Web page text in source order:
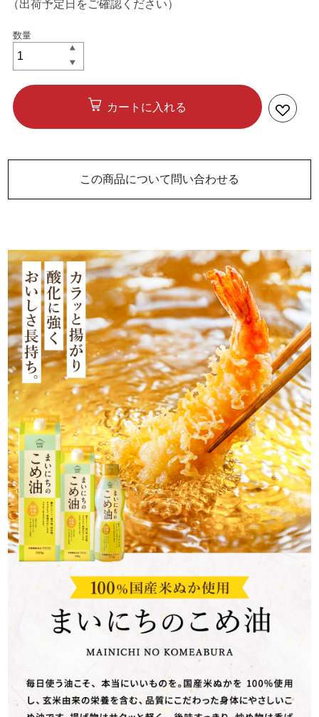
（出荷予定日をご確認ください）
カートに入れる
この商品について問い合わせる